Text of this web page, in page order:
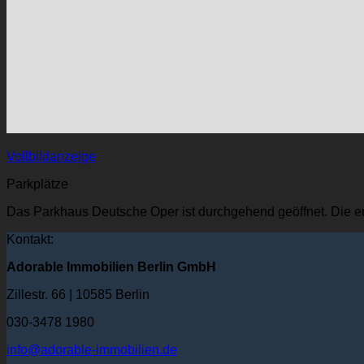
Vollbildanzeige
Parkplätze
Das Parkhaus Deutsche Oper ist durchgehend geöffnet. Die
Kontakt:
Adorable Immobilien Berlin GmbH
Zillestr. 66 | 10585 Berlin
030-3478 1980
info@adorable-immobilien.de